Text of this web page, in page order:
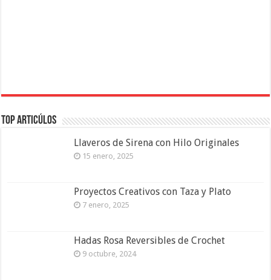
Top Articúlos
Llaveros de Sirena con Hilo Originales
15 enero, 2025
Proyectos Creativos con Taza y Plato
7 enero, 2025
Hadas Rosa Reversibles de Crochet
9 octubre, 2024